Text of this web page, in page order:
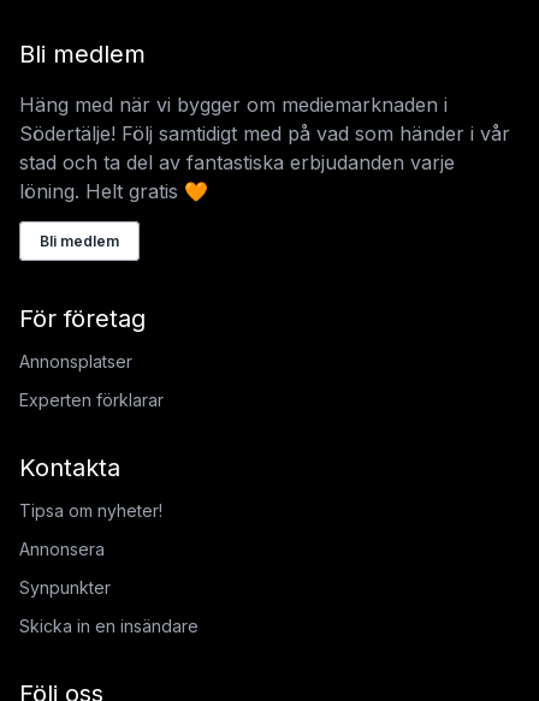
Bli medlem
Häng med när vi bygger om mediemarknaden i
Södertälje! Följ samtidigt med på vad som händer i vår
stad och ta del av fantastiska erbjudanden varje
löning. Helt gratis 🧡
Bli medlem
För företag
Annonsplatser
Experten förklarar
Kontakta
Tipsa om nyheter!
Annonsera
Synpunkter
Skicka in en insändare
Följ oss